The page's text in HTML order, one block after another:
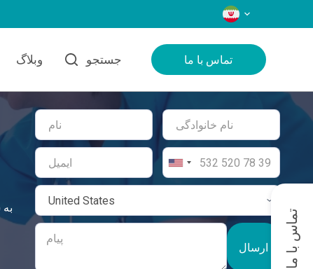
زبان‌ها
وبلاگ جستجو تماس با ما
ارسال تماس با ما